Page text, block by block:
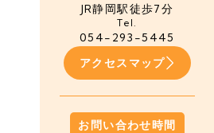
JR静岡駅徒歩7分
Tel.
054-293-5445
アクセスマップ
お問い合わせ時間